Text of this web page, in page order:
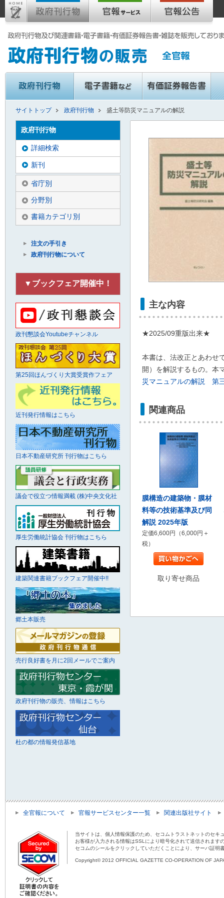
サイトトップ 政府刊行物 盛土等防災マニュアルの解説
主な内容
★2025/09重版出来★
本書は、法改正とあわせ
開）を解説するもの。本
災マニュアルの解説 第
関連商品
膜構造の建築物・膜材
料等の技術基準及び同
解説 2025年版
定価6,600円（6,000円＋
税）
取り寄せ商品
政府刊行物
詳細検索
新刊
省庁別
分野別
書籍カテゴリ別
注文の手引き
政府刊行物について
▼ブックフェア開催中！
政刊懇談会Youtubeチャンネル
第25回ほんづくり大賞受賞作フェア
近刊発行情報はこちら
日本不動産研究所 刊行物はこちら
議会で役立つ情報満載 (株)中央文化社
厚生労働統計協会 刊行物はこちら
建築関連書籍ブックフェア開催中!!
郷土本販売
売行良好書を月に2回メールでご案内
政府刊行物の販売、情報はこちら
杜の都の情報発信基地
全官報について 官報サービスセンター一覧 関連出版社サイト
当サイトは、個人情報保護のため、セコムトラストネットのセキ
お客様が入力される情報はSSLにより暗号化されて送信されま
セコムのシールをクリックしていただくことにより、サーバ証明
Copyright© 2012 OFFICIAL GAZETTE CO-OPERATION OF